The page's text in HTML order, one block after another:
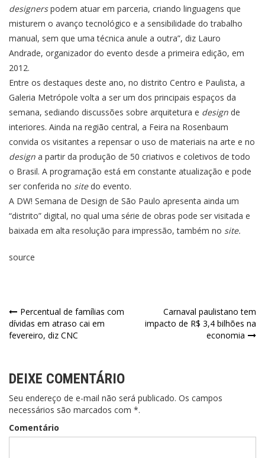
designerspodem atuar em parceria, criando linguagens que
misturem o avanço tecnológico e a sensibilidade do trabalho
manual, sem que uma técnica anule a outra”, diz Lauro
Andrade, organizador do evento desde a primeira edição, em
2012.
Entre os destaques deste ano, no distrito Centro e Paulista, a
Galeria Metrópole volta a ser um dos principais espaços da
semana, sediando discussões sobre arquitetura e design de
interiores. Ainda na região central, a Feira na Rosenbaum
convida os visitantes a repensar o uso de materiais na arte e no
design a partir da produção de 50 criativos e coletivos de todo
o Brasil. A programação está em constante atualização e pode
ser conferida no sitedo evento.
A DW! Semana de Design de São Paulo apresenta ainda um
“distrito” digital, no qual uma série de obras pode ser visitada e
baixada em alta resolução para impressão, também no site.
source
Percentual de famílias com
dívidas em atraso cai em
fevereiro, diz CNC
Carnaval paulistano tem
impacto de R$ 3,4 bilhões na
economia
DEIXE COMENTÁRIO
Seu endereço de e-mail não será publicado. Os campos
necessários são marcados com *.
Comentário